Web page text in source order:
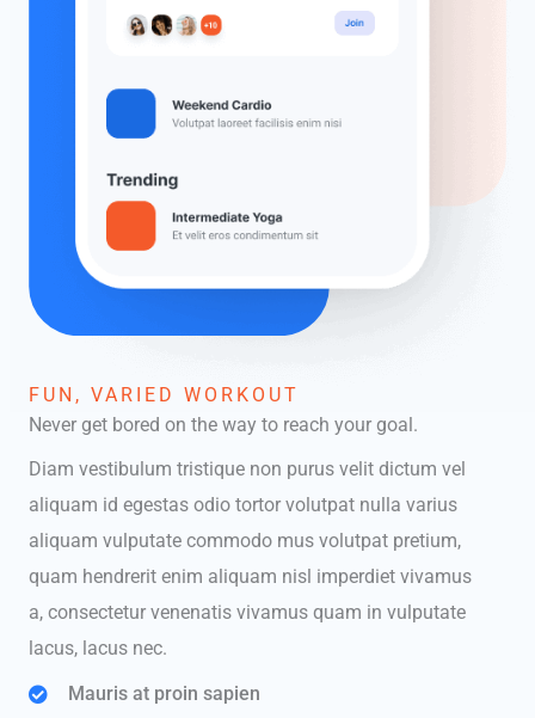
FUN, VARIED WORKOUT
Never get bored on the way to reach your goal.
Diam vestibulum tristique non purus velit dictum vel
aliquam id egestas odio tortor volutpat nulla varius
aliquam vulputate commodo mus volutpat pretium,
quam hendrerit enim aliquam nisl imperdiet vivamus
a, consectetur venenatis vivamus quam in vulputate
lacus, lacus nec.
Mauris at proin sapien